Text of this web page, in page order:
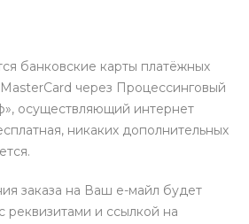
банковские карты платёжных
через Процессинговый
осуществляющий интернет
никаких дополнительных
заказа на Ваш е-майл будет
реквизитами и ссылкой на